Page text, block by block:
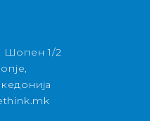
Шопен 1/2